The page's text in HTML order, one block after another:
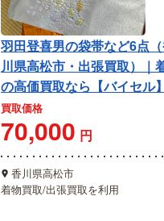
羽田登喜男の袋帯など6点
川県高松市・出張買取）｜
の高価買取なら【バイセル】
買取価格
70,000 円
香川県高松市
着物買取/出張買取を利用